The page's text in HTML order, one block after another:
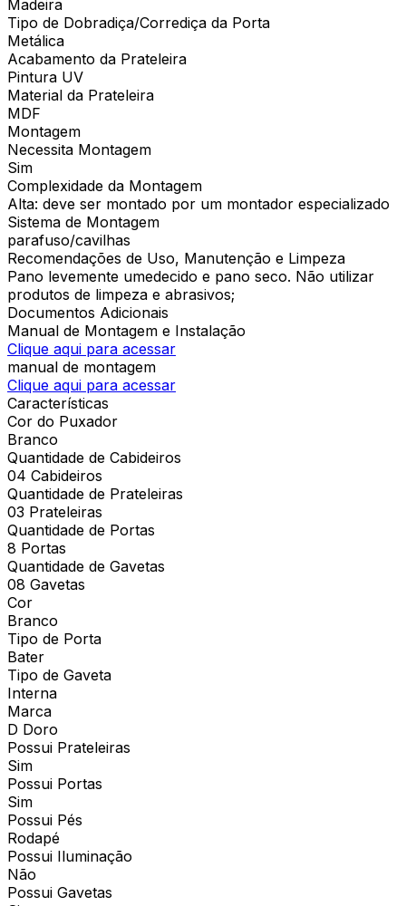
Madeira
Tipo de Dobradiça/Corrediça da Porta
Metálica
Acabamento da Prateleira
Pintura UV
Material da Prateleira
MDF
Montagem
Necessita Montagem
Sim
Complexidade da Montagem
Alta: deve ser montado por um montador especializado
Sistema de Montagem
parafuso/cavilhas
Recomendações de Uso, Manutenção e Limpeza
Pano levemente umedecido e pano seco. Não utilizar
produtos de limpeza e abrasivos;
Documentos Adicionais
Manual de Montagem e Instalação
Clique aqui para acessar
manual de montagem
Clique aqui para acessar
Características
Cor do Puxador
Branco
Quantidade de Cabideiros
04 Cabideiros
Quantidade de Prateleiras
03 Prateleiras
Quantidade de Portas
8 Portas
Quantidade de Gavetas
08 Gavetas
Cor
Branco
Tipo de Porta
Bater
Tipo de Gaveta
Interna
Marca
D Doro
Possui Prateleiras
Sim
Possui Portas
Sim
Possui Pés
Rodapé
Possui Iluminação
Não
Possui Gavetas